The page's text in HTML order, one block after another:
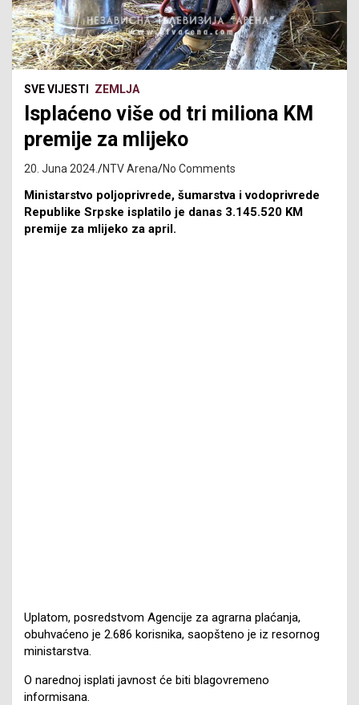
SVE VIJESTI ZEMLJA
Isplaćeno više od tri miliona KM
premije za mlijeko
20. Juna 2024. NTV Arena No Comments
Ministarstvo poljoprivrede, šumarstva i vodoprivrede
Republike Srpske isplatilo je danas 3.145.520 KM
premije za mlijeko za april.
Uplatom, posredstvom Agencije za agrarna plaćanja,
obuhvaćeno je 2.686 korisnika, saopšteno je iz resornog
ministarstva.
O narednoj isplati javnost će biti blagovremeno
informisana.